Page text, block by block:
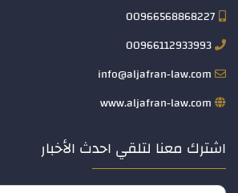
00966568868227
00966112933993
info@aljafran-law.com
www.aljafran-law.com
اشترك معنا لتلقي احدث الأخبار